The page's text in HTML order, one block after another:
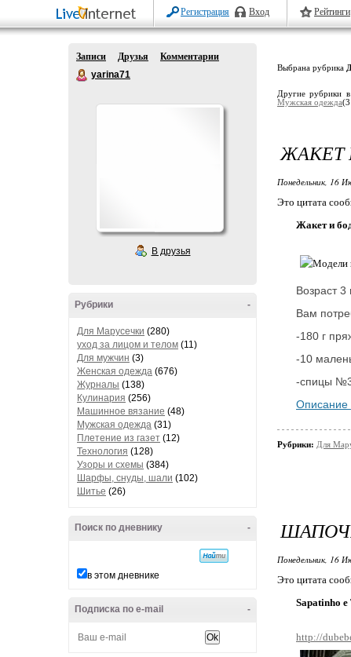
Регистрация Вход Рейтинги
Записи Друзья
Комментарии
yarina71
В друзья
-
Рубрики
Для Марусечки (280)
уход за лицом и телом (11)
Для мужчин (3)
Женская одежда (676)
Журналы (138)
Кулинария (256)
Машинное вязание (48)
Мужская одежда (31)
Плетение из газет (12)
Технология (128)
Узоры и схемы (384)
Шарфы, снуды, шали (102)
Шитье (26)
-
Поиск по дневнику
в этом дневнике
-
Подписка по e-mail
Выбрана рубрика
Другие рубрики
Мужская одежда
ЖАКЕТ
Понедельник, 16
Это цитата
Жакет и
Возраст 3
Вам
-180 г
-10
-спицы
Рубрики: Для
Понедельник, 16
Это цитата
Sapatinho
http://